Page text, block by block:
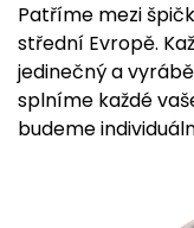
Patříme mezi
střední Evropě.
jedinečný a
splníme každé
budeme